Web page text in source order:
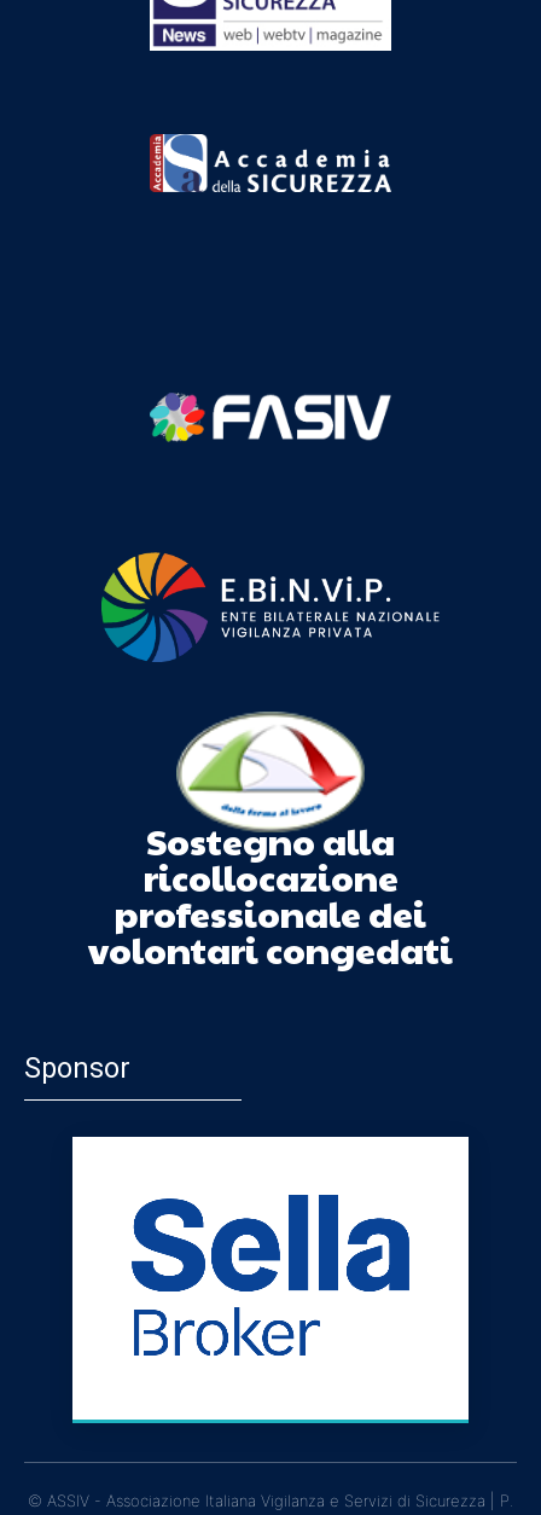
Sostegno alla
ricollocazione
professionale dei
volontari congedati
Sponsor
© ASSIV - Associazione Italiana Vigilanza e Servizi di Sicurezza | P.